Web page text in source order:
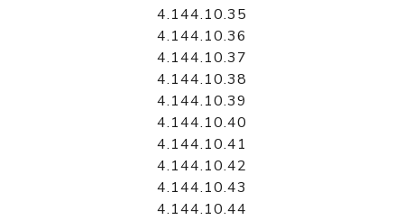
4.144.10.35
4.144.10.36
4.144.10.37
4.144.10.38
4.144.10.39
4.144.10.40
4.144.10.41
4.144.10.42
4.144.10.43
4.144.10.44